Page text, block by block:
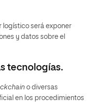
logístico será exponer
y datos sobre el
tecnologías.
o diversas
en los procedimientos